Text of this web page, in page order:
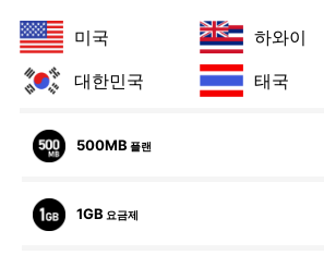
미국
하와이
대한민국
태국
500MB 플랜
1GB 요금제